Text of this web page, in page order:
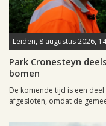
Leiden, 8 augustus 2026,
Park Cronesteyn
bomen
De komende tijd is een
afgesloten, omdat de